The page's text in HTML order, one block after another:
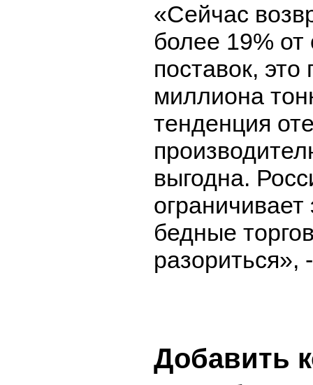
«Сейчас
более 19%
поставок,
миллиона
тенденция
выгодна.
ограничивает
бедные
разориться»,
Добавить